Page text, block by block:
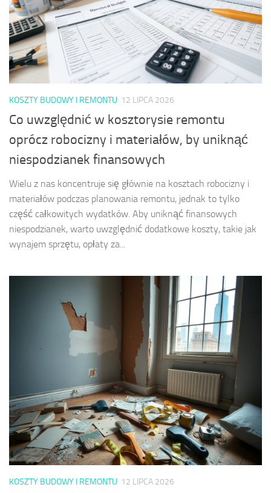
KOSZTY BUDOWY I REMONTU 12 LIPCA 2026
Co uwzględnić w kosztorysie remontu
oprócz robocizny i materiałów, by uniknąć
niespodzianek finansowych
Wielu z nas koncentruje się głównie na kosztach robocizny i
materiałów podczas planowania remontu, jednak to tylko
część całkowitych wydatków. Aby uniknąć finansowych
niespodzianek, warto uwzględnić dodatkowe koszty, takie jak
wynajem sprzętu, opłaty za...
KOSZTY BUDOWY I REMONTU 12 LIPCA 2026